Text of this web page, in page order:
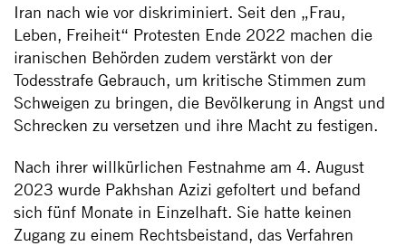
Iran nach wie vor diskriminiert. Seit den „Frau,
Leben, Freiheit“ Protesten Ende 2022 machen die
iranischen Behörden zudem verstärkt von der
Todesstrafe Gebrauch, um kritische Stimmen zum
Schweigen zu bringen, die Bevölkerung in Angst und
Schrecken zu versetzen und ihre Macht zu festigen.
Nach ihrer willkürlichen Festnahme am 4. August
2023 wurde Pakhshan Azizi gefoltert und befand
sich fünf Monate in Einzelhaft. Sie hatte keinen
Zugang zu einem Rechtsbeistand, das Verfahren